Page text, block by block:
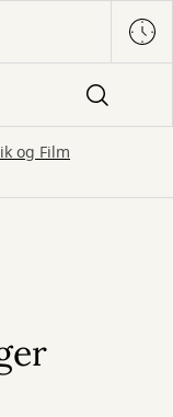
og Film